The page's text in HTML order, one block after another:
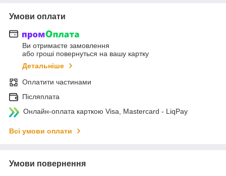
Умови оплати
Ви отримаєте замовлення
або гроші повернуться на вашу картку
Детальніше
Оплатити частинами
Післяплата
Онлайн-оплата карткою Visa, Mastercard - LiqPay
Всі умови оплати
Умови повернення